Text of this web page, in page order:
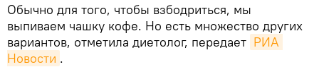
Обычно для того, чтобы взбодриться, мы
выпиваем чашку кофе. Но есть множество других
вариантов, отметила диетолог, передает РИА
Новости .